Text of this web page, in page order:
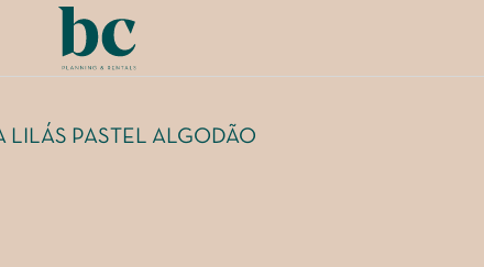
LILÁS PASTEL ALGODÃO